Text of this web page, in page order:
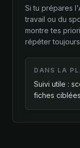
Si tu prépares
travail ou du
montre tes
répéter
DANS LA
Suivi utile :
fiches